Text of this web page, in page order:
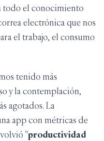
todo el conocimiento
electrónica que nos
el trabajo, el consumo
tenido más
y la contemplación,
agotados. La
app con métricas de
"productividad